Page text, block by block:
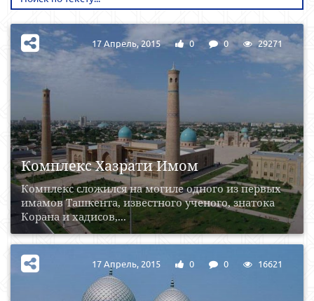
Комплекс Хазрати Имом
Комплекс сложился на могиле одного из первых
имамов Ташкента, известного ученого, знатока
Корана и хадисов,...
17 Апрель, 2015 0 0 29271
17 Апрель, 2015 0 0 16621